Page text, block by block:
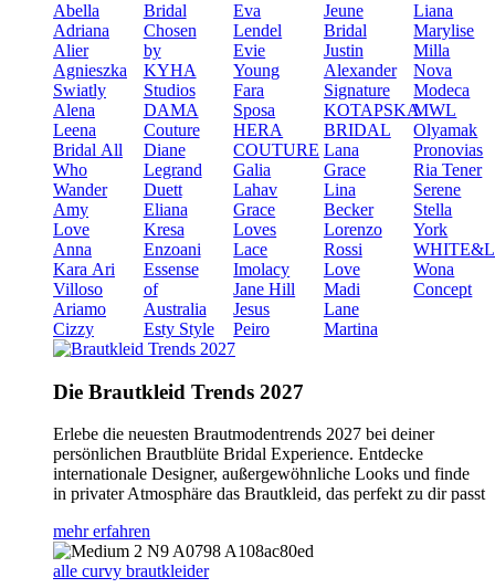
Abella
Adriana
Alier
Agnieszka
Swiatly
Alena
Leena
Bridal All
Who
Wander
Amy
Love
Anna
Kara Ari
Villoso
Ariamo
Cizzy
Bridal
Chosen
by
KYHA
Studios
DAMA
Couture
Diane
Legrand
Duett
Eliana
Kresa
Enzoani
Essense
of
Australia
Esty Style
Eva
Lendel
Evie
Young
Fara
Sposa
HERA
COUTURE
Galia
Lahav
Grace
Loves
Lace
Imolacy
Jane Hill
Jesus
Peiro
Jeune
Bridal
Justin
Alexander
Signature
KOTAPSKA
BRIDAL
Lana
Grace
Lina
Becker
Lorenzo
Rossi
Love
Madi
Lane
Martina
Liana
Marylise
Milla
Nova
Modeca
MWL
Olyamak
Pronovias
Ria Tener
Serene
Stella
York
Wona
Concept
Die Brautkleid Trends 2027
Erlebe die neuesten Brautmodentrends 2027 bei deiner
persönlichen Brautblüte Bridal Experience. Entdecke
internationale Designer, außergewöhnliche Looks und finde
in privater Atmosphäre das Brautkleid, das perfekt zu dir passt
mehr erfahren
alle curvy brautkleider